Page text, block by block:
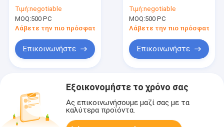
πτυσσόμενο KTP
Τιμή:negotiable
MOQ:500 PC
Λάβετε την πιο πρόσφατη τιμή
Επικοινωνήστε
Τιμή:negotiable
MOQ:500 PC
Λάβετε την πιο πρόσφατη
Επικοινωνήστε
Εξοικονομήστε το χρόνο σας
Ας επικοινωνήσουμε μαζί σας με τα
καλύτερα προϊόντα.